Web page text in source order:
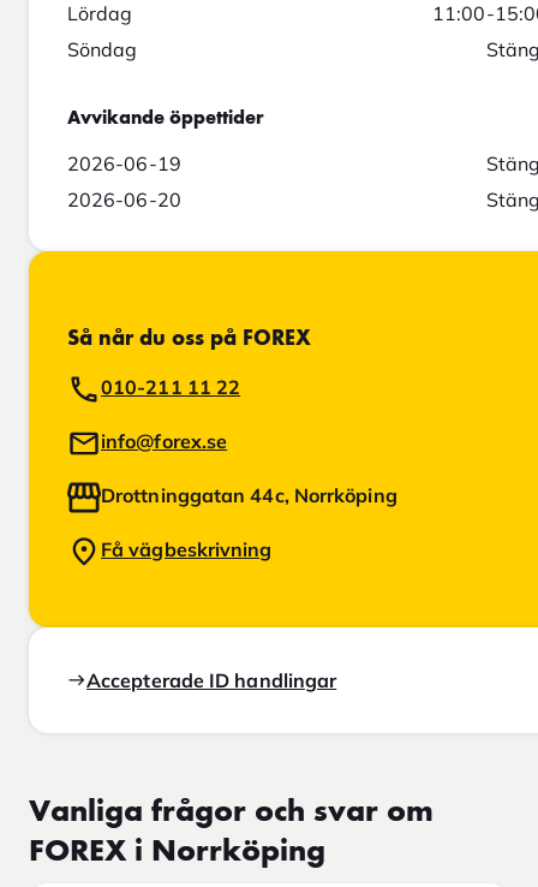
Lördag
11:00-
Söndag
Avvikande öppettider
2026-06-19
2026-06-20
Så når du oss på FOREX
010-211 11 22
info@forex.se
Drottninggatan 44c, Norrköping
Få vägbeskrivning
Accepterade ID handlingar
Vanliga frågor och svar om
FOREX i Norrköping